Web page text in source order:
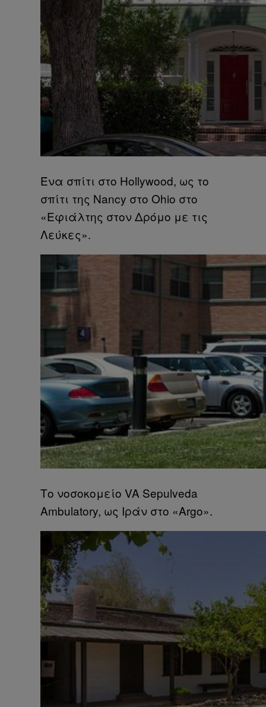
Ένα σπίτι στο Hollywood, ως το
σπίτι της Nancy στο Ohio στο
«Εφιάλτης στον Δρόμο με τις
Λεύκες».
Το νοσοκομείο VA Sepulveda
Ambulatory, ως Ιράν στο «Argo».